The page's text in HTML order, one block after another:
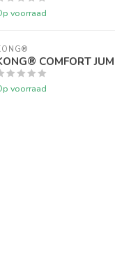
voorraad
COMFORT
voorraad